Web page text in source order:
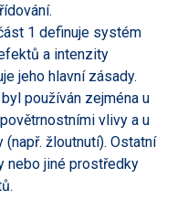
1 definuje systém
a intenzity
jeho hlavní zásady.
používán zejména u
vlivy a u
žloutnutí). Ostatní
nebo jiné prostředky